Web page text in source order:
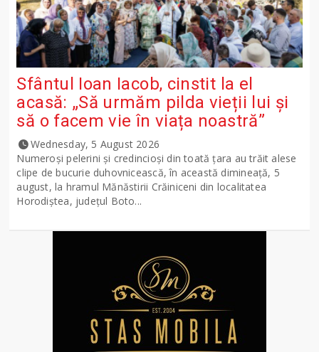
Sfântul Ioan Iacob, cinstit la el
acasă: „Să urmăm pilda vieții lui și
să o facem vie în viața noastră”
Wednesday, 5 August 2026
Numeroși pelerini și credincioși din toată țara au trăit alese
clipe de bucurie duhovnicească, în această dimineață, 5
august, la hramul Mănăstirii Crăiniceni din localitatea
Horodiștea, județul Boto...